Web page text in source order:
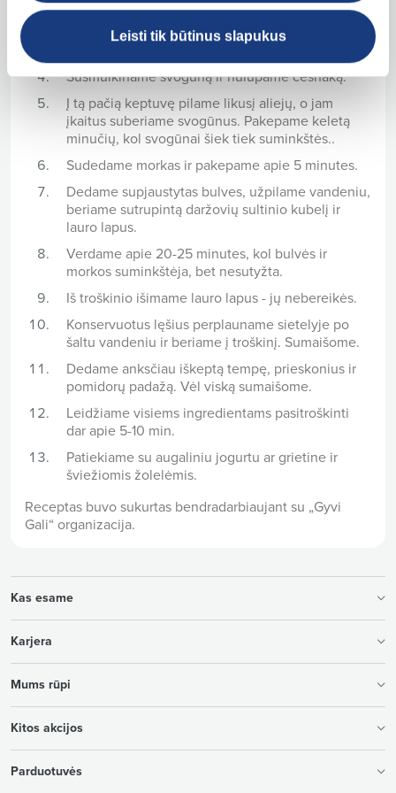
Leisti tik būtinus slapukus
pilame sojos padažą. Apkepame 5-7 minutes, kol
lengvai apskrunda. Išimame iš keptuvės ir
Susmulkiname svogūną ir nulupame česnaką.
Į tą pačią keptuvę pilame likusį aliejų, o jam
įkaitus suberiame svogūnus. Pakepame keletą
minučių, kol svogūnai šiek tiek suminkštės..
Sudedame morkas ir pakepame apie 5 minutes.
Dedame supjaustytas bulves, užpilame vandeniu,
beriame sutrupintą daržovių sultinio kubelį ir
lauro lapus.
Verdame apie 20-25 minutes, kol bulvės ir
morkos suminkštėja, bet nesutyžta.
Iš troškinio išimame lauro lapus - jų nebereikės.
Konservuotus lęšius perplauname sietelyje po
šaltu vandeniu ir beriame į troškinį. Sumaišome.
Dedame anksčiau iškeptą tempę, prieskonius ir
pomidorų padažą. Vėl viską sumaišome.
Leidžiame visiems ingredientams pasitroškinti
dar apie 5-10 min.
Patiekiame su augaliniu jogurtu ar grietine ir
šviežiomis žolelėmis.
Receptas buvo sukurtas bendradarbiaujant su „Gyvi
Gali“ organizacija.
Kas esame
Karjera
Mums rūpi
Kitos akcijos
Parduotuvės